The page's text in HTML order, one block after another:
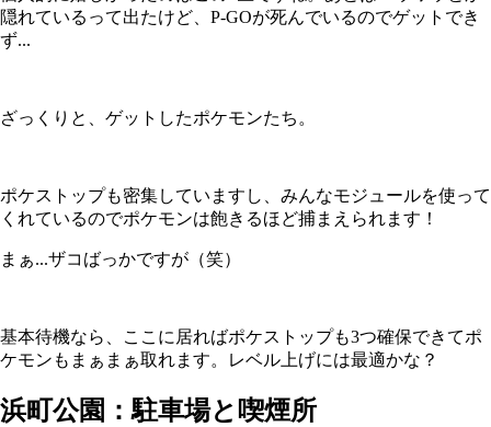
隠れているって出たけど、P-GOが死んでいるのでゲットでき
ず...
ざっくりと、ゲットしたポケモンたち。
ポケストップも密集していますし、みんなモジュールを使って
くれているのでポケモンは飽きるほど捕まえられます！
まぁ...ザコばっかですが（笑）
基本待機なら、ここに居ればポケストップも3つ確保できてポ
ケモンもまぁまぁ取れます。レベル上げには最適かな？
浜町公園：駐車場と喫煙所